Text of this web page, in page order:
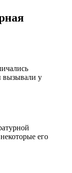
вызывали у
его